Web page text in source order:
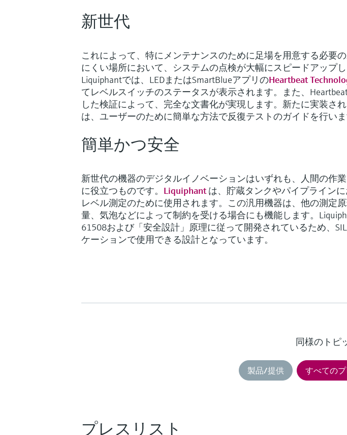
新世代
これによって、特にメンテナンスのために足場を用意する必要
にくい場所において、システムの点検が大幅にスピードアップ
Liquiphantでは、LEDまたはSmartBlueアプリのHeartbeat
てレベルスイッチのステータスが表示されます。また、
した検証によって、完全な文書化が実現します。新たに実装さ
は、ユーザーのために簡単な方法で反復テストのガイドを行いま
簡単かつ安全
新世代の機器のデジタルイノベーションはいずれも、人間の作
に役立つものです。 Liquiphantは、貯蔵タンクやパイプライン
レベル測定のために使用されます。この汎用機器は、他の測定
量、気泡などによって制約を受ける場合にも機能します。
61508および「安全設計」原理に従って開発されているため、
ケーションで使用できる設計となっています。
同様のトピ
製品/提供 すべての
プレスリスト